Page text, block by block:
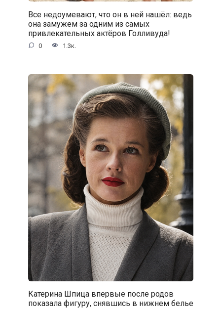
Все недоумевают, что он в ней нашёл: ведь
она замужем за одним из самых
привлекательных актёров Голливуда!
0 1.3к.
Катерина Шпица впервые после родов
показала фигуру, снявшись в нижнем белье